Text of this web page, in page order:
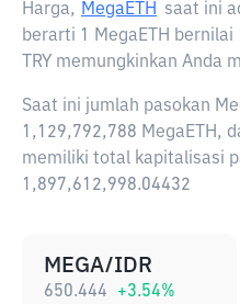
Harga, MegaETH saat ini
berarti 1 MegaETH bernilai
TRY memungkinkan Anda
Saat ini jumlah pasokan
1,129,792,788 MegaETH,
memiliki total kapitalisasi
1,897,612,998.04432
MEGA/IDR
650.444 +3.54%